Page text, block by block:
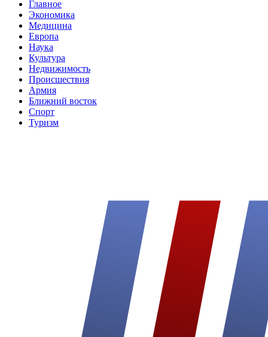
Главное
Экономика
Медицина
Европа
Наука
Культура
Недвижимость
Происшествия
Армия
Ближний восток
Спорт
Туризм